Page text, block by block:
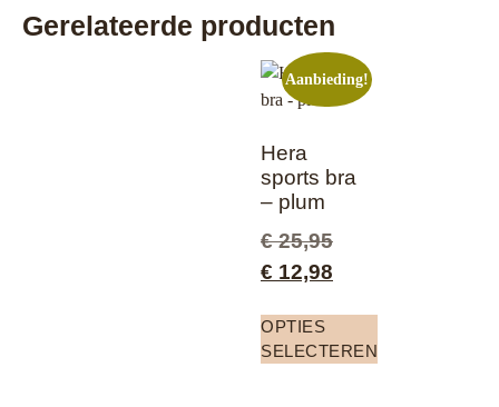
Gerelateerde producten
Aanbieding!
Hera
sports bra
– plum
€25,95
€ 12,98
OPTIES
SELECTEREN